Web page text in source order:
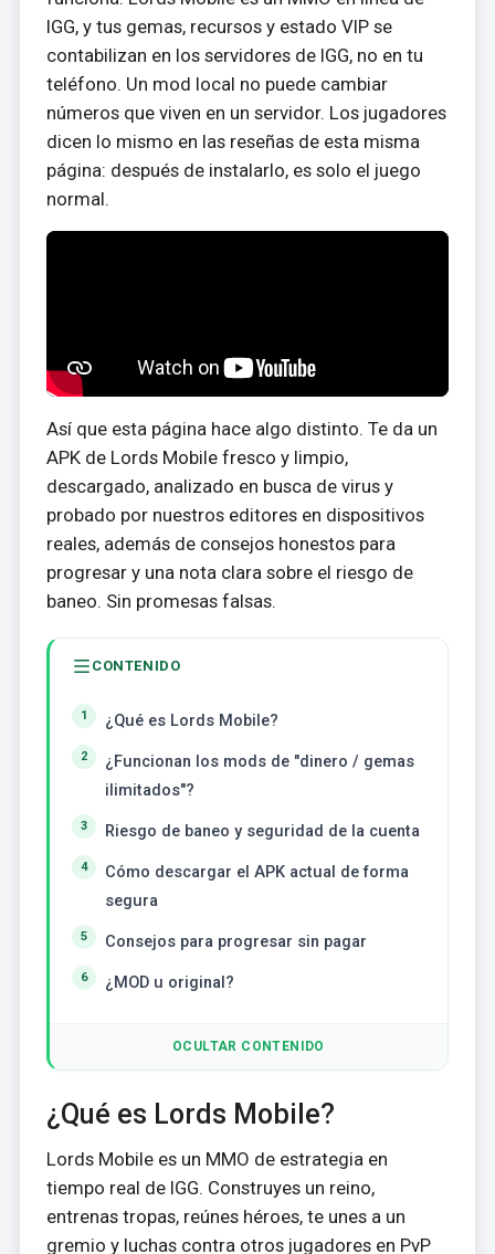
IGG, y tus gemas, recursos y estado VIP se
contabilizan en los servidores de IGG, no en tu
teléfono. Un mod local no puede cambiar
números que viven en un servidor. Los jugadores
dicen lo mismo en las reseñas de esta misma
página: después de instalarlo, es solo el juego
normal.
Así que esta página hace algo distinto. Te da un
APK de Lords Mobile fresco y limpio,
descargado, analizado en busca de virus y
probado por nuestros editores en dispositivos
reales, además de consejos honestos para
progresar y una nota clara sobre el riesgo de
baneo. Sin promesas falsas.
CONTENIDO
¿Qué es Lords Mobile?
¿Funcionan los mods de "dinero / gemas
ilimitados"?
Riesgo de baneo y seguridad de la cuenta
Cómo descargar el APK actual de forma
segura
Consejos para progresar sin pagar
¿MOD u original?
OCULTAR CONTENIDO
¿Qué es Lords Mobile?
Lords Mobile es un MMO de estrategia en
tiempo real de IGG. Construyes un reino,
entrenas tropas, reúnes héroes, te unes a un
gremio y luchas contra otros jugadores en PvP